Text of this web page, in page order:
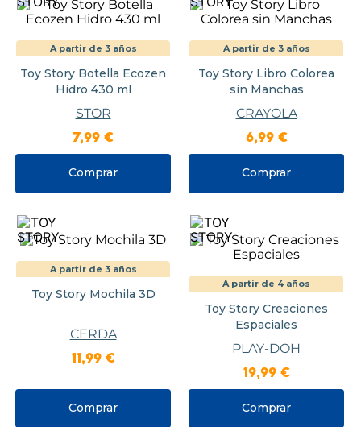
A partir de 3 años
Toy Story Botella Ecozen
Hidro 430 ml
STOR
7,99 €
Comprar
A partir de 3 años
Toy Story Libro Colorea
sin Manchas
CRAYOLA
6,99 €
Comprar
A partir de 3 años
Toy Story Mochila 3D
CERDA
11 ,99 €
Comprar
A partir de 4 años
Toy Story Creaciones
Espaciales
PLAY-DOH
19,99 €
Comprar